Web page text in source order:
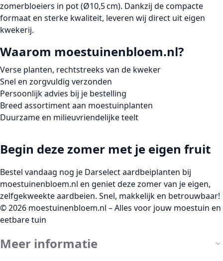
zomerbloeiers in pot (Ø10,5 cm). Dankzij de compacte
formaat en sterke kwaliteit, leveren wij direct uit eigen
kwekerij.
Waarom moestuinenbloem.nl?
Verse planten, rechtstreeks van de kweker
Snel en zorgvuldig verzonden
Persoonlijk advies bij je bestelling
Breed assortiment aan moestuinplanten
Duurzame en milieuvriendelijke teelt
Begin deze zomer met je eigen fruit
Bestel vandaag nog je Darselect aardbeiplanten bij
moestuinenbloem.nl en geniet deze zomer van je eigen,
zelfgekweekte aardbeien. Snel, makkelijk en betrouwbaar!
© 2026 moestuinenbloem.nl – Alles voor jouw moestuin en
eetbare tuin
Meer informatie